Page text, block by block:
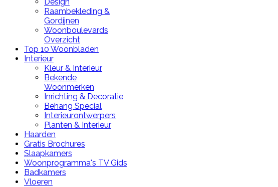
Raambekleding &
Gordijnen
Woonboulevards
Overzicht
Top 10 Woonbladen
Interieur
Kleur & Interieur
Bekende
Woonmerken
Inrichting & Decoratie
Behang Special
Interieurontwerpers
Planten & Interieur
Haarden
Gratis Brochures
Slaapkamers
Woonprogramma's TV Gids
Badkamers
Vloeren